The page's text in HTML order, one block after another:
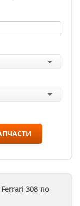
308 по